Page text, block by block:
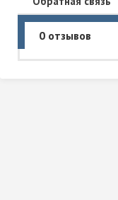
0 отзывов